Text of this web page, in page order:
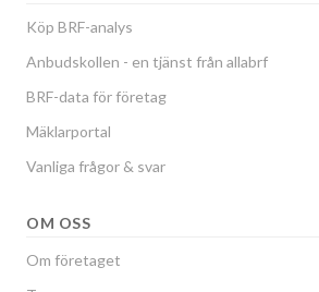
Köp BRF-analys
Anbudskollen - en tjänst från allabrf
BRF-data för företag
Mäklarportal
Vanliga frågor & svar
OM OSS
Om företaget